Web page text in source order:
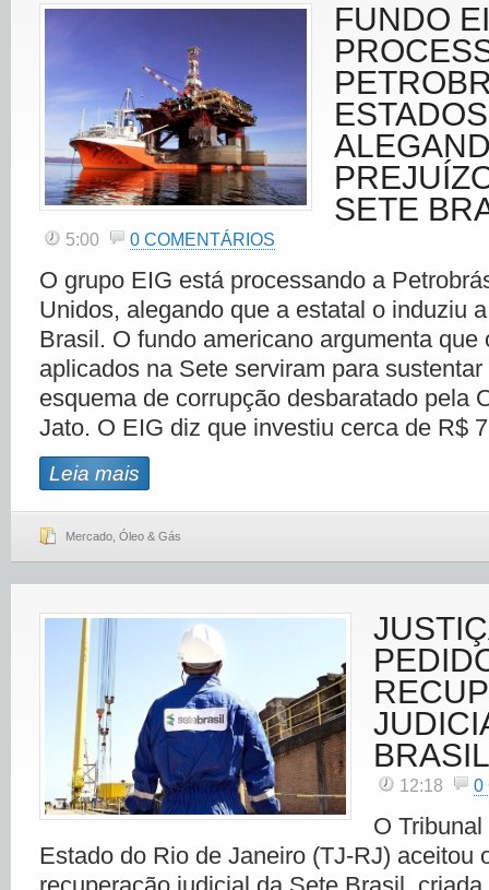
FUNDO
SETE
5:00 0 COMENTÁRIOS
O grupo EIG está processando a
Unidos, alegando que a estatal o induziu
Brasil. O fundo americano argumenta que
aplicados na Sete serviram para
esquema de corrupção desbaratado pela
Jato. O EIG diz que investiu cerca de R$
Leia mais
Mercado Óleo & Gás
BRASIL
12:18 0
O
Estado do Rio de Janeiro (TJ-RJ) aceitou